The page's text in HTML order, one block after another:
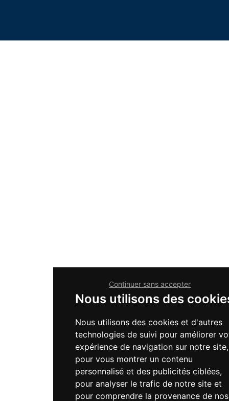
Nous utilisons des
Nous utilisons des cookies et d'autres
technologies de suivi pour améliorer
expérience de navigation sur notre site,
pour vous montrer un contenu
personnalisé et des publicités ciblées,
pour analyser le trafic de notre site et
pour comprendre la provenance de nos
Continuer sans accepter